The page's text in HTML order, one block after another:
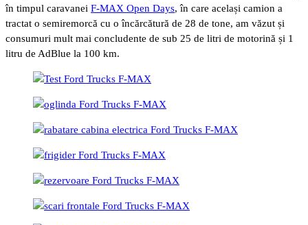
în timpul caravanei F-MAX Open Days, în care același camion a
tractat o semiremorcă cu o încărcătură de 28 de tone, am văzut și
consumuri mult mai concludente de sub 25 de litri de motorină și 1
litru de AdBlue la 100 km.